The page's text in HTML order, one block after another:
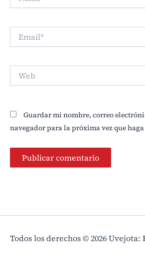
Guardar mi nombre, correo
navegador para la próxima vez que
Todos los derechos © 2026 Uvejota: